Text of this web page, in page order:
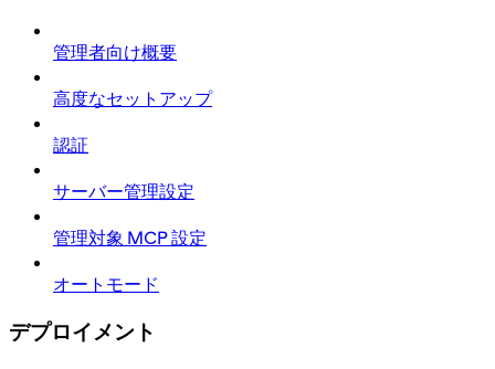
管理者向け概要
高度なセットアップ
認証
サーバー管理設定
管理対象 MCP 設定
オートモード
デプロイメント